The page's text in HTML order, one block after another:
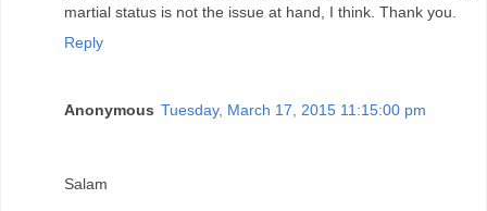
martial status is not the issue at hand, I think. Thank you.
Reply
Anonymous Tuesday, March 17, 2015 11:15:00 pm
Salam